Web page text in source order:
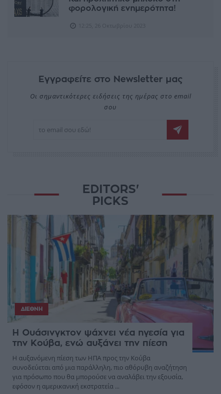
φορολογική ενημερότητα!
Εγγραφείτε στο Newsletter μας
Οι σημαντικότερες ειδήσεις της ημέρας στο email
σου
EDITORS'
PICKS
ΔΙΕΘΝΉ
Η Ουάσινγκτον ψάχνει νέα ηγεσία για
την Κούβα, ενώ αυξάνει την πίεση
Η αυξανόμενη πίεση των ΗΠΑ προς την Κούβα
συνοδεύεται από μια παράλληλη, πιο αθόρυβη αναζήτηση
για πρόσωπο που θα μπορούσε να αναλάβει την εξουσία,
εφόσον η αμερικανική εκστρατεία ...